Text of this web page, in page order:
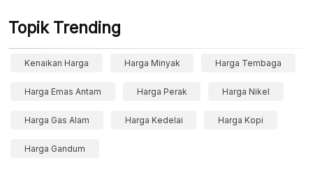
Topik Trending
Kenaikan Harga Harga Minyak Harga Tembaga
Harga Emas Antam Harga Perak Harga Nikel
Harga Gas Alam Harga Kedelai Harga Kopi
Harga Gandum